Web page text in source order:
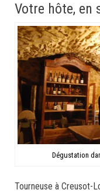
Votre hôte, en
Dégustation
Tourneuse à Creusot-